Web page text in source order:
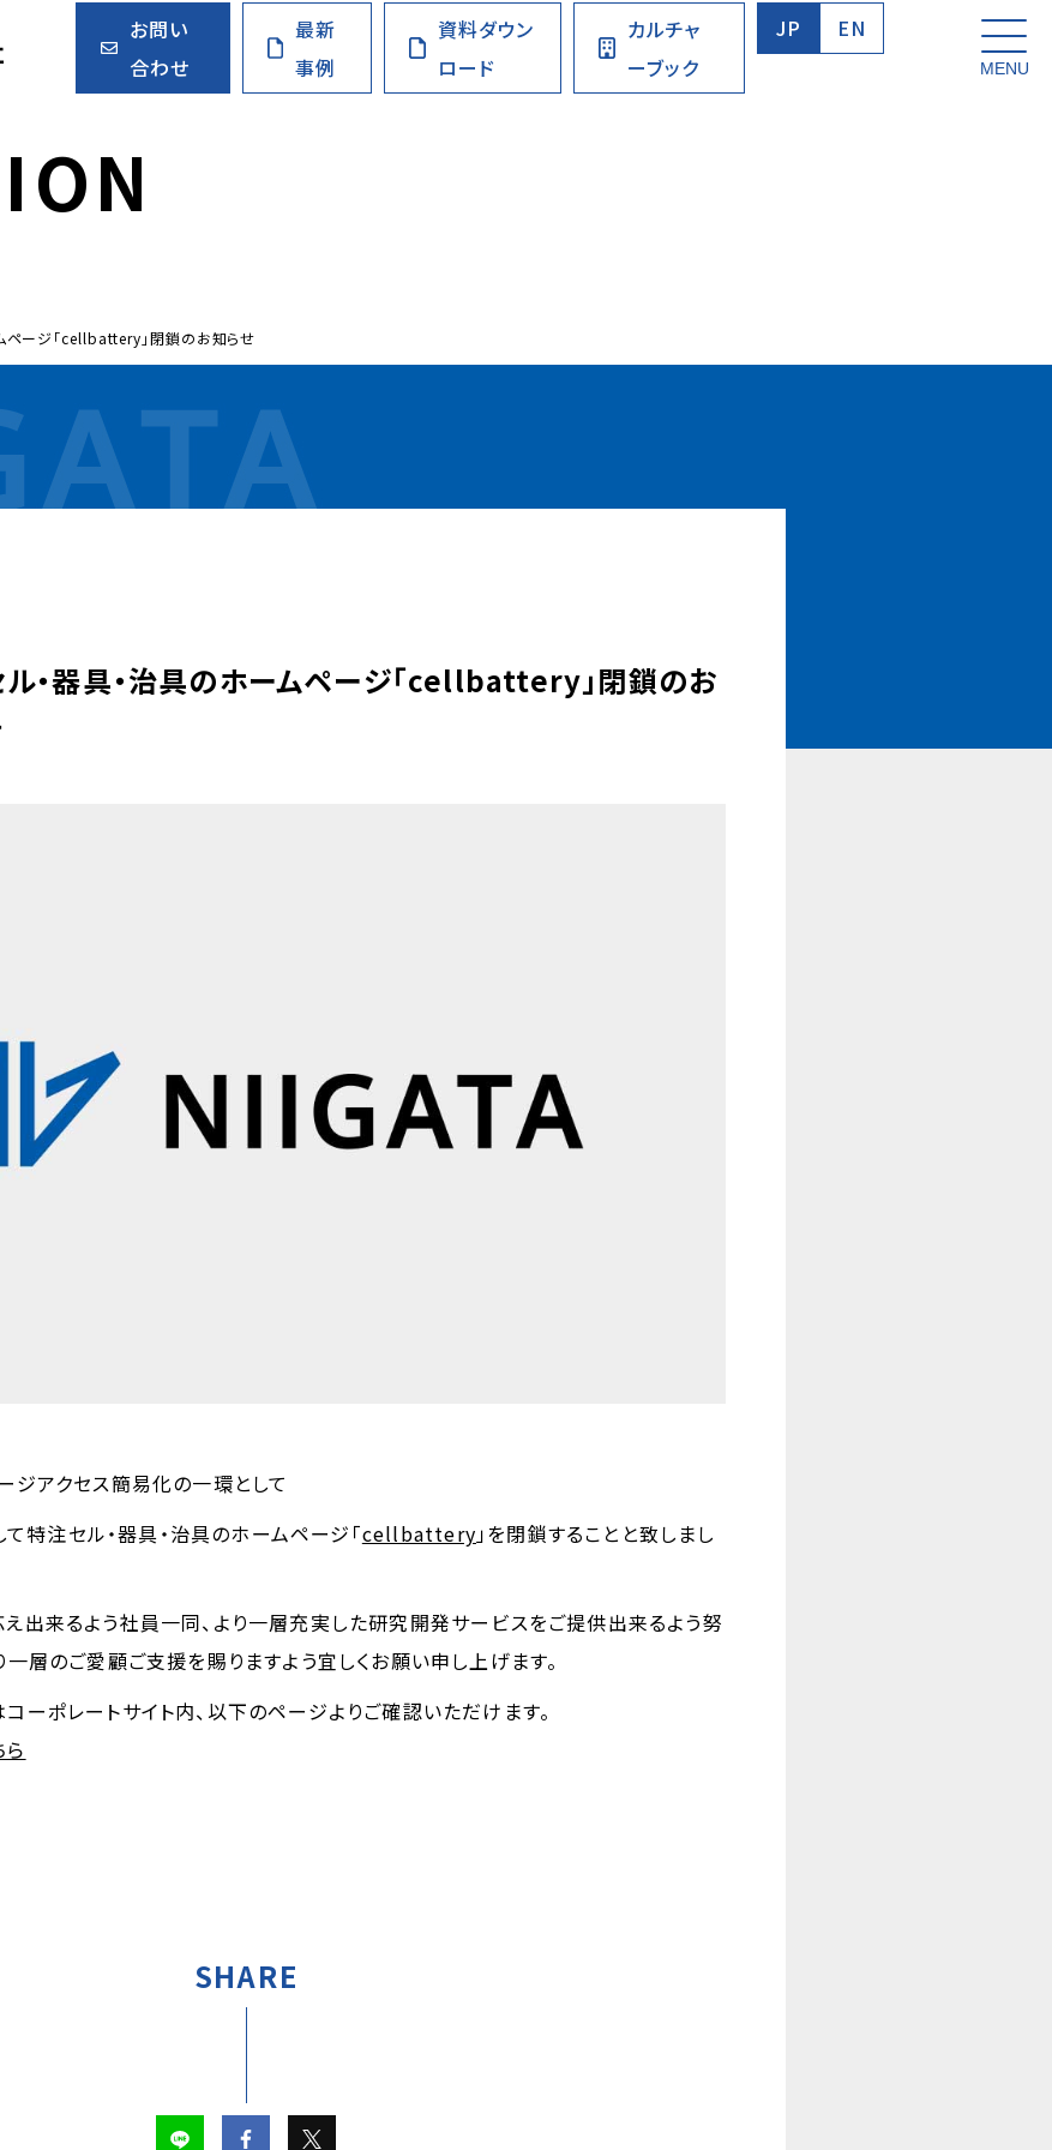
お問い
合わせ
最新
事例
資料ダウン
ロード
カルチャ
ーブック
JP EN
ION
ページ「cellbattery」閉鎖のお知らせ
・器具・治具のホームページ「cellbattery」閉鎖のお
ジアクセス簡易化の一環として
特注セル・器具・治具のホームページ「cellbattery」を閉鎖することと致しまし
出来るよう社員一同、より一層充実した研究開発サービスをご提供出来るよう努
一層のご愛顧ご支援を賜りますよう宜しくお願い申し上げます。
ーポレートサイト内、以下のページよりご確認いただけます。
SHARE